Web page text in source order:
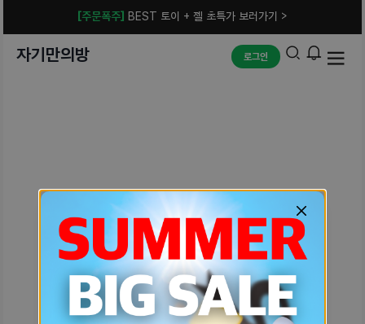
[주문폭주] BEST 토이 + 젤 초특가 보러가기 >
자기만의방 로그인
예상치 못한 에러입니다.